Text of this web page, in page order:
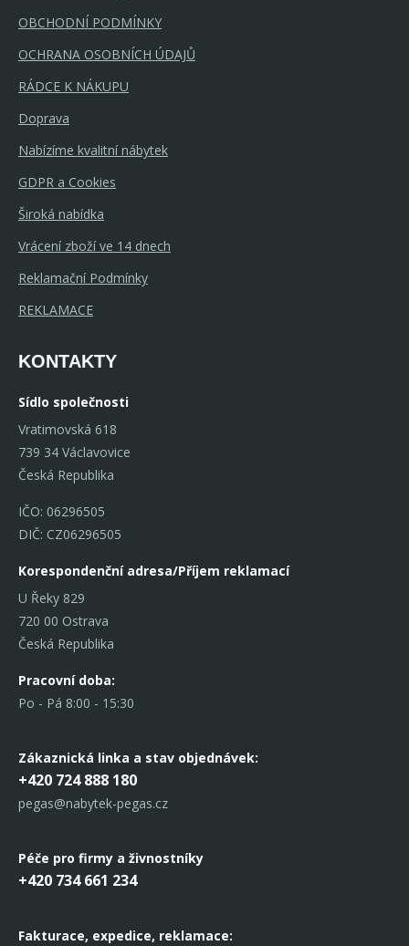
OBCHODNÍ PODMÍNKY
OCHRANA OSOBNÍCH ÚDAJŮ
RÁDCE K NÁKUPU
Doprava
Nabízíme kvalitní nábytek
GDPR a Cookies
Široká nabídka
Vrácení zboží ve 14 dnech
Reklamační Podmínky
REKLAMACE
KONTAKTY
Sídlo společnosti
Vratimovská 618
739 34 Václavovice
Česká Republika
IČO: 06296505
DIČ: CZ06296505
Korespondenční adresa/Příjem reklamací
U Řeky 829
720 00 Ostrava
Česká Republika
Pracovní doba:
Po - Pá 8:00 - 15:30
Zákaznická linka a stav objednávek:
+420 724 888 180
pegas@nabytek-pegas.cz
Péče pro firmy a živnostníky
+420 734 661 234
Fakturace, expedice, reklamace: